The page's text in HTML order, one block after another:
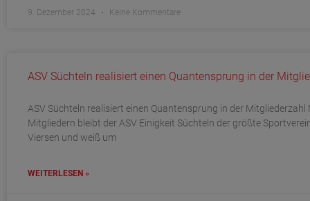
9. Dezember 2024 Keine Kommentare
ASV Süchteln realisiert einen Quantensprung in der
ASV Süchteln realisiert einen Quantensprung in der Mitgliederzahl
Mitgliedern bleibt der ASV Einigkeit Süchteln der größte
Viersen und weiß um
WEITERLESEN »